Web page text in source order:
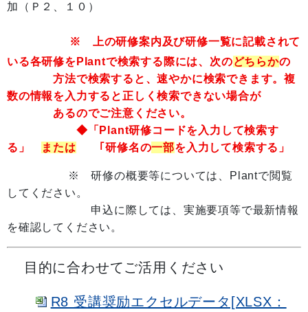
加（Ｐ２、１０）
※ 上の研修案内及び研修一覧に記載されて
いる各研修をPlantで検索する際には、次のどちらかの
方法で検索すると、速やかに検索できます。複
数の情報を入力すると正しく検索できない場合が
あるのでご注意ください。
◆「Plant研修コードを入力して検索す
る」
または ｢研修名の一部を入力して検索する」
※ 研修の概要等については、Plantで閲覧
してください。
申込に際しては、実施要項等で最新情報
を確認してください。
目的に合わせてご活用ください
R8 受講奨励エクセルデータ[XLSX：